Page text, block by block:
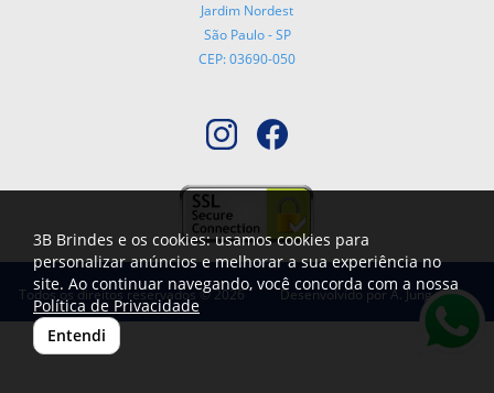
Jardim Nordest
São Paulo - SP
CEP: 03690-050
Todos os direitos reservados © 2026 Desenvolvido porA. Jung
3B Brindes e os cookies: usamos cookies para
personalizar anúncios e melhorar a sua experiência no
site. Ao continuar navegando, você concorda com a nossa
Política de Privacidade
Entendi